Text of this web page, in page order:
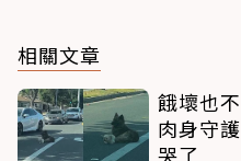
相關文章
餓壞也
肉身守
哭了